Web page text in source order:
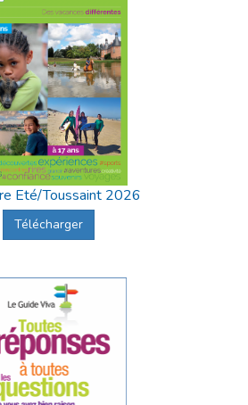
Eté/Toussaint 2026
Télécharger